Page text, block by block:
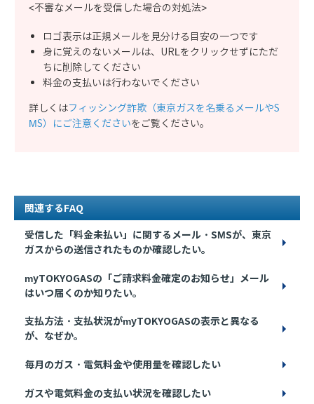
<不審なメールを受信した場合の対処法>
ロゴ表示は正規メールを見分ける目安の一つです
身に覚えのないメールは、URLをクリックせずにただ
ちに削除してください
料金の支払いは行わないでください
詳しくはフィッシング詐欺（東京ガスを名乗るメールやS
MS）にご注意くださいをご覧ください。
関連するFAQ
受信した「料金未払い」に関するメール・SMSが、東京
ガスからの送信されたものか確認したい。
myTOKYOGASの「ご請求料金確定のお知らせ」メール
はいつ届くのか知りたい。
支払方法・支払状況がmyTOKYOGASの表示と異なる
が、なぜか。
毎月のガス・電気料金や使用量を確認したい
ガスや電気料金の支払い状況を確認したい